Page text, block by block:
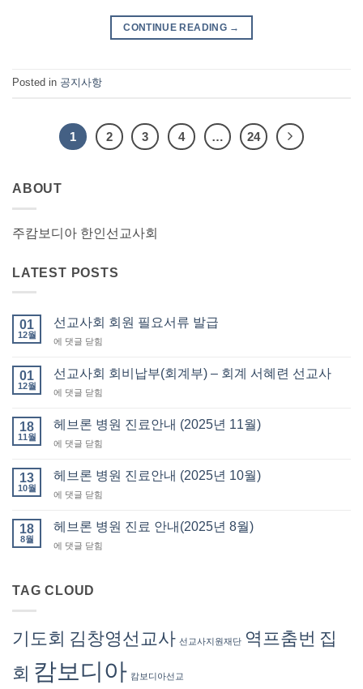
CONTINUE READING →
Posted in 공지사항
1 2 3 4 … 24
ABOUT
주캄보디아 한인선교사회
LATEST POSTS
01
12월
선교사회 회원 필요서류 발급
선
사
회
회
필
서
발
급
에 댓글 닫힘
01
12월
선교사회 회비납부(회계부) – 회계 서혜련 선교사
선
사
회
회
납
(회
부)
–
서
교
에 댓글 닫힘
18
11월
헤브론 병원 진료안내 (2025년 11월)
헤
론
병
원
료
내
11
에 댓글 닫힘
13
10월
헤브론 병원 진료안내 (2025년 10월)
헤
론
병
원
안
년
10
에 댓글 닫힘
18
8월
헤브론 병원 진료 안내(2025년 8월)
헤
병
안
(2025
년
에 댓글 닫힘
TAG CLOUD
기도회 김창영선교사 선교사지원재단 역프춤번 집
회 캄보디아 캄보디아선교